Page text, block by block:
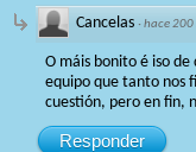
Cancelas ·hace 200
O máis bonito é iso
equipo que tanto nos
cuestión, pero en fin,
Responder